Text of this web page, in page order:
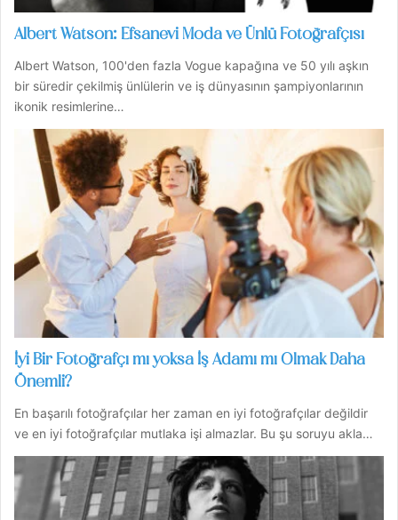
Albert Watson: Efsanevi Moda ve Ünlü Fotoğrafçısı
Albert Watson, 100'den fazla Vogue kapağına ve 50 yılı aşkın
bir süredir çekilmiş ünlülerin ve iş dünyasının şampiyonlarının
ikonik resimlerine…
İyi Bir Fotoğrafçı mı yoksa İş Adamı mı Olmak Daha
Önemli?
En başarılı fotoğrafçılar her zaman en iyi fotoğrafçılar değildir
ve en iyi fotoğrafçılar mutlaka işi almazlar. Bu şu soruyu akla…